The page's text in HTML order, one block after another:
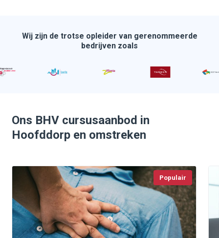
Wij zijn de trotse opleider van gerenommeerde
bedrijven zoals
Ons BHV cursusaanbod in
Hoofddorp en omstreken
Populair